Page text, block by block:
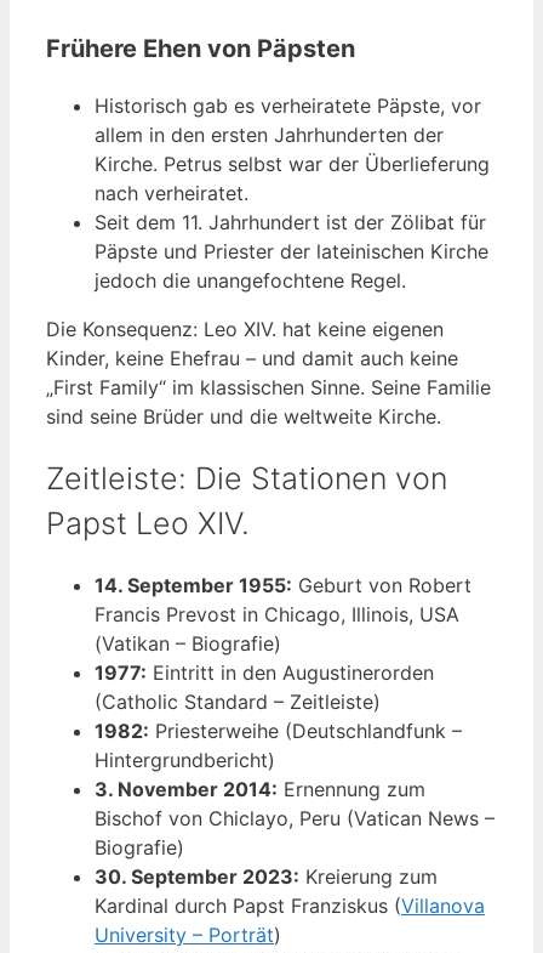
Frühere Ehen von Päpsten
Historisch gab es verheiratete Päpste, vor
allem in den ersten Jahrhunderten der
Kirche. Petrus selbst war der Überlieferung
nach verheiratet.
Seit dem 11. Jahrhundert ist der Zölibat für
Päpste und Priester der lateinischen Kirche
jedoch die unangefochtene Regel.
Die Konsequenz: Leo XIV. hat keine eigenen
Kinder, keine Ehefrau – und damit auch keine
„First Family“ im klassischen Sinne. Seine Familie
sind seine Brüder und die weltweite Kirche.
Zeitleiste: Die Stationen von
Papst Leo XIV.
14. September 1955: Geburt von Robert
Francis Prevost in Chicago, Illinois, USA
(Vatikan – Biografie)
1977: Eintritt in den Augustinerorden
(Catholic Standard – Zeitleiste)
1982: Priesterweihe (Deutschlandfunk –
Hintergrundbericht)
3. November 2014: Ernennung zum
Bischof von Chiclayo, Peru (Vatican News –
Biografie)
30. September 2023: Kreierung zum
Kardinal durch Papst Franziskus (Villanova
University – Porträt)